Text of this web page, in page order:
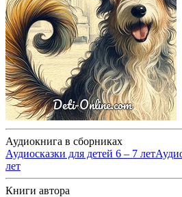
Аудиокнига в сборниках
Аудиосказки для детей 6 – 7 лет
лет
Книги автора